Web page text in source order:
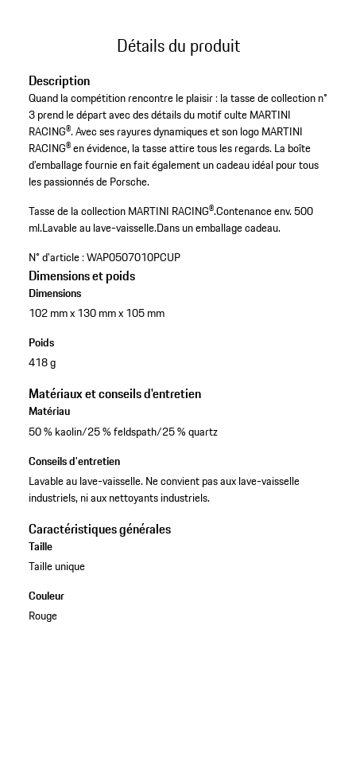
Détails du produit
Description
Quand la compétition rencontre le plaisir : la tasse de collection n°
3 prend le départ avec des détails du motif culte MARTINI
RACING®. Avec ses rayures dynamiques et son logo MARTINI
RACING® en évidence, la tasse attire tous les regards. La boîte
d’emballage fournie en fait également un cadeau idéal pour tous
les passionnés de Porsche.
Tasse de la collection MARTINI RACING®.Contenance env. 500
ml.Lavable au lave-vaisselle.Dans un emballage cadeau.
N° d'article :WAP0507010PCUP
Dimensions et poids
Dimensions
102 mm x 130 mm x 105 mm
Poids
418 g
Matériaux et conseils d'entretien
Matériau
50 % kaolin/25 % feldspath/25 % quartz
Conseils d'entretien
Lavable au lave-vaisselle. Ne convient pas aux lave-vaisselle
industriels, ni aux nettoyants industriels.
Caractéristiques générales
Taille
Taille unique
Couleur
Rouge